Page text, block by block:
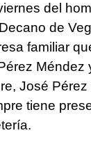
del
de
familiar
Méndez
José
tiene